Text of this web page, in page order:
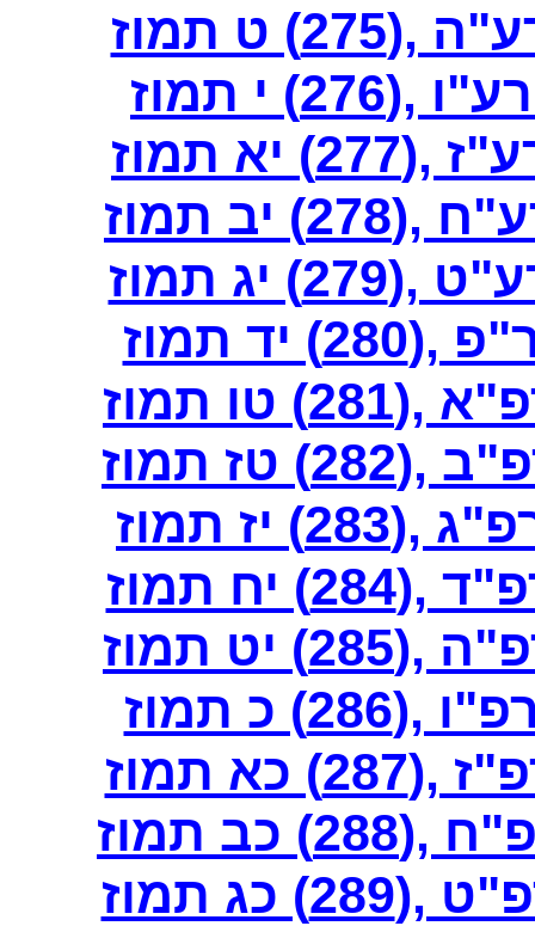
ט תמוז
י תמוז
יא תמוז
יב תמוז
יג תמוז
תמוז
טו תמוז
טז תמוז
יז תמוז
יח תמוז
יט תמוז
כ תמוז
תמוז
כב תמוז
כג תמוז